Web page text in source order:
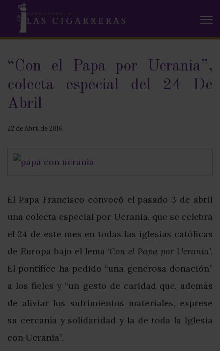
“Con el Papa por Ucrania”,
colecta especial del 24 De
Abril
22 de Abril de 2016
El Papa Francisco convocó el pasado 3 de abril
una colecta especial por Ucrania, que se celebra
el 24 de este mes en todas las iglesias católicas
de Europa bajo el lema ‘Con el Papa por Ucrania’.
El pontífice ha pedido “una generosa donación”
a los fieles y “un gesto de caridad que, además
de aliviar los sufrimientos materiales, exprese
su cercanía y solidaridad y la de toda la Iglesia
con Ucrania”.